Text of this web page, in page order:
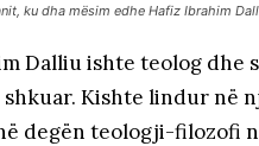
ku dha mësim edhe Hafiz Ibrahim
Dalliu ishte teolog dhe
Kishte lindur në
degën teologji-filozofi